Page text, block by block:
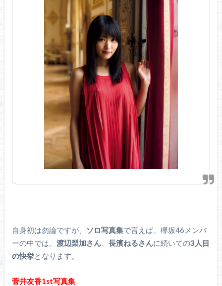
自身初は勿論ですが、 ソロ写真集で言えば、欅坂46メンバ
ーの中では、 渡辺梨加さん、 長濱ねるさんに続いての3人目
の快挙となります。
菅井友香1st写真集